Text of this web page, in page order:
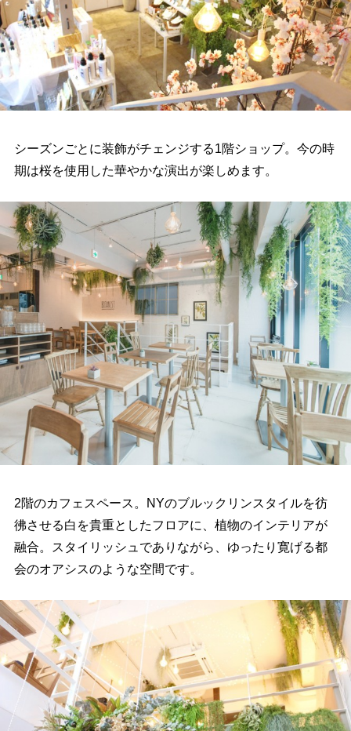
シーズンごとに装飾がチェンジする1階ショップ。今の時
期は桜を使用した華やかな演出が楽しめます。
2階のカフェスペース。NYのブルックリンスタイルを彷
彿させる白を貴重としたフロアに、植物のインテリアが
融合。スタイリッシュでありながら、ゆったり寛げる都
会のオアシスのような空間です。